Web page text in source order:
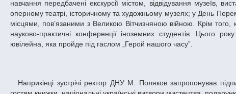
навчання передбачені екскурсії містом, відвідування музеїв,
оперному театрі, історичному та художньому музеях; у День
місцями, пов’язаними з Великою Вітчизняною війною. Крім того,
науково-практичні конференції іноземних студентів. Цього
ювілейна, яка пройде під гаслом „Герой нашого часу”.
Наприкінці зустрічі ректор ДНУ М. Поляков запропонував підписати українською та китайською мовами пропозиції щодо співпраці, вручив